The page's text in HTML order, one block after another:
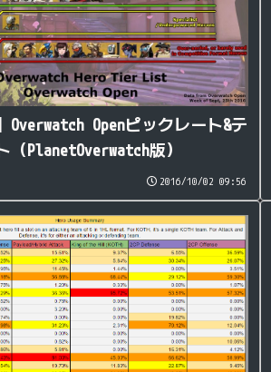
Overwatch Openピックレート&テ
（PlanetOverwatch版）
2016/10/02 09:56